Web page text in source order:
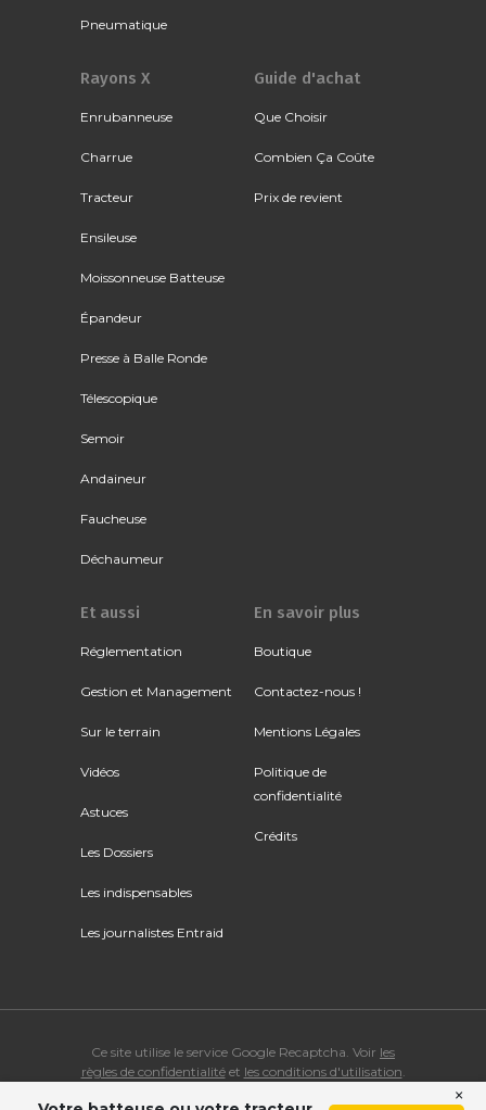
Pneumatique
Rayons X
Enrubanneuse
Charrue
Tracteur
Ensileuse
Moissonneuse Batteuse
Épandeur
Presse à Balle Ronde
Télescopique
Semoir
Andaineur
Faucheuse
Déchaumeur
Guide d'achat
Que Choisir
Combien Ça Coûte
Prix de revient
Et aussi
Réglementation
Gestion et Management
Sur le terrain
Vidéos
Astuces
Les Dossiers
Les indispensables
Les journalistes Entraid
En savoir plus
Boutique
Contactez-nous !
Mentions Légales
Politique de
confidentialité
Crédits
Ce site utilise le service Google Recaptcha. Voir les
règles de confidentialitéet les conditions d'utilisation
×